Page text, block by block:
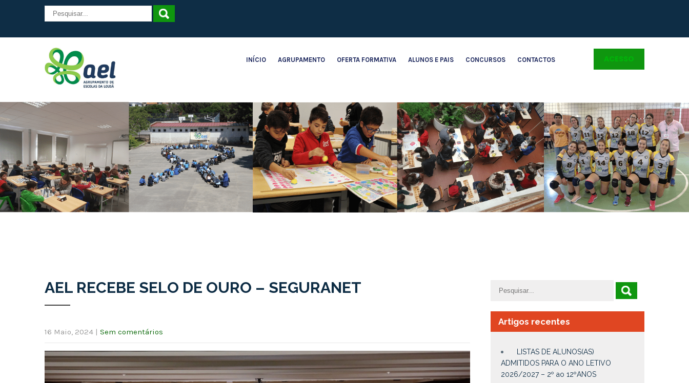
INÍCIO AGRUPAMENTO OFERTA FORMATIVA ALUNOS E PAIS CONCURSOS CONTACTOS ACESSO
AEL RECEBE SELO DE OURO – SEGURANET
16 Maio, 2024 | Sem comentários
Artigos recentes
LISTAS DE ALUNOS(AS)
ADMITIDOS PARA O ANO LETIVO
2026/2027 – 2º ao 12ºANOS